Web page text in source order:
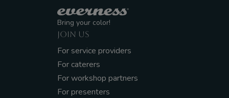
Bring your color!
JOIN US
For service providers
For caterers
For workshop partners
For presenters